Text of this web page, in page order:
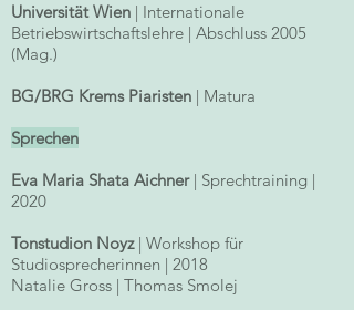
Universität Wien | Internationale
Betriebswirtschaftslehre | Abschluss 2005
(Mag.)
BG/BRG Krems Piaristen | Matura
Sprechen
Eva Maria Shata Aichner| Sprechtraining |
2020
Tonstudion Noyz| Workshop für
Studiosprecherinnen | 2018
Natalie Gross | Thomas Smolej